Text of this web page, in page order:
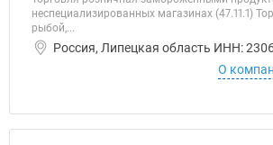
неспециализированных магазинах (47.11.1)
рыбой,...
Россия, Липецкая область ИНН:
О